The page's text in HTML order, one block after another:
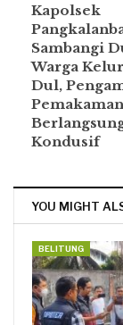
Kapolsek
Sambangi
Warga
Dul,
Pemakaman
Kondusif
YOU MIGHT
BELITUNG